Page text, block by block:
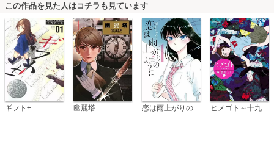
この作品を見た人はコチラも見ています
ギフト± 幽麗塔 恋は雨上がりのように ヒメゴト～十九歳の制服～